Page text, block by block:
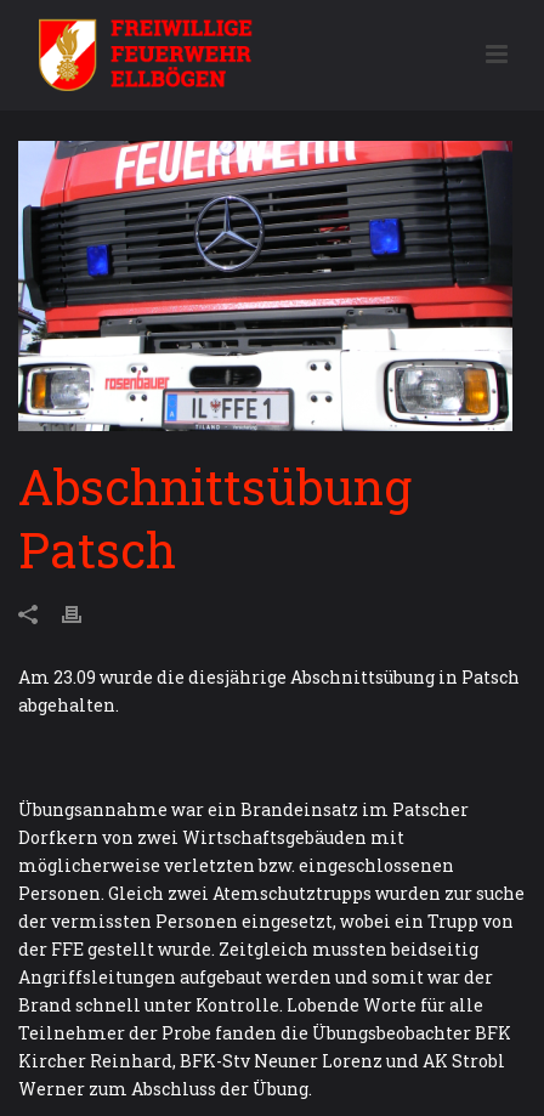
Abschnittsübung
Patsch
Am 23.09 wurde die diesjährige Abschnittsübung in Patsch
abgehalten.
Übungsannahme war ein Brandeinsatz im Patscher
Dorfkern von zwei Wirtschaftsgebäuden mit
möglicherweise verletzten bzw. eingeschlossenen
Personen. Gleich zwei Atemschutztrupps wurden zur suche
der vermissten Personen eingesetzt, wobei ein Trupp von
der FFE gestellt wurde. Zeitgleich mussten beidseitig
Angriffsleitungen aufgebaut werden und somit war der
Brand schnell unter Kontrolle. Lobende Worte für alle
Teilnehmer der Probe fanden die Übungsbeobachter BFK
Kircher Reinhard, BFK-Stv Neuner Lorenz und AK Strobl
Werner zum Abschluss der Übung.